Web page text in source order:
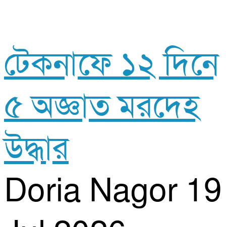
টেকনাফে ১২ দিনে
৫ অজ্ঞাত মরদেহ
উদ্ধার
Doria Nagor 19